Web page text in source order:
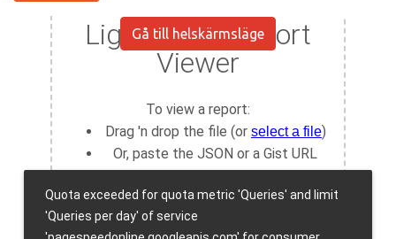
Gå till helskärmsläge